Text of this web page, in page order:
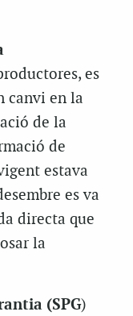
es
canvi en la
de la
de
estava
es va
directa que
la
(SPG)